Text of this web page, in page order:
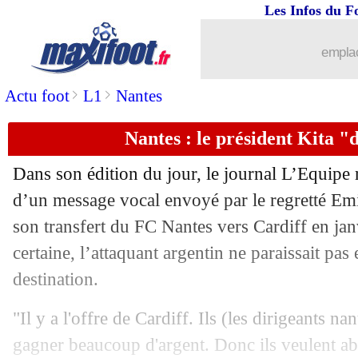
Actu foot> L1 > Nantes
Les Infos du
Nantes : le président Kita
Dans son édition du jour, le journal
d’un message vocal envoyé par le regretté
son transfert du FC Nantes vers Cardiff en
certaine, l’attaquant argentin ne paraissait
destination.
"Il y a l'offre de Cardiff. Ils (les dirigeants
gagner beaucoup d'argent. Donc ils veulent
: Deschamps s'explique pour
21/05 EdF: Lacazette, Ménès ne comprend
21/05 Real: ça se confirme pour Hazard
21/05 EdF: la liste avec Lenglet, Dubois et
21/05 VIDEO : l'exigence de Guardiola...
21/05 C3: Mkhitaryan est bien privé de
21/05 Juve : Mourinho prêt à se réconcilier